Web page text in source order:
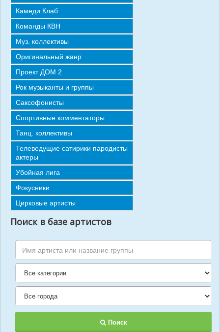
СТАТЬИ
ОТЗЫВЫ
КОНТАКТЫ
Камеди Клаб
Команды КВН
Муз. коллективы
Оригинальный жанр
Проект ДОМ 2
Рок музыканты и группы
Саксофонисты
Спортивные комментаторы
Танц. коллективы
Телеведущие сатирики пародисты
актеры
Убойная лига
Фокусники
Цирковые артисты
Поиск в базе артистов
Поиск